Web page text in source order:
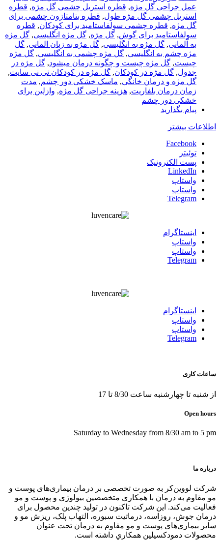
عمل جراحی گل مژه, قطره استریل چشمی گل مژه, قطره
استریل چشمی گل مژه طول, قطره بتامتازون چشمی برای
گل مژه, قطره چشمی سولفاستامید برای کودکان, قطره
سولفاستامید برای گوش, گل مژه, گل مژه انگلیسی, گل مژه
به آلمانی, گل مژه به انگلیسی, گل مژه به زبان المانی, گل
مژه چشم به انگلیسی, گل مژه چشمی به انگلیسی, گل مژه
چیست, گل مژه چیست و چگونه درمان میشود, گل مژه در
جدول, گل مژه در کودکان, گل مژه در کودکان نی نی سایت,
گل مژه و درمان خانگی, ماسک خشکی دور چشم, مدت
زمان درمان بلفاریت, هزینه جراحی گل مژه, وازلین برای
خشکی دور چشم
پیام بگذارید
اطلاعات بیشتر
Facebook
توئیتر
پست الکترونیک
LinkedIn
واستاپ
واستاپ
Telegram
اينستاگرام
واستاپ
واستاپ
Telegram
اينستاگرام
واستاپ
واستاپ
Telegram
ساعات کاری
از شنبه تا چهارشنبه ساعت 8/30 تا 17
Open hours
Saturday to Wednesday from 8/30 am to 5 pm
درباره ما
شرکت لووین‌کر به صورت تخصصی بر درمان بیماری‌های پوست و
مو مقاوم به درمان با همکاری متخصصین بیولوژی و پوست و مو
فعالیت می‌کند. این شرکت تاکنون در توليد چندین محصول برای
درمان جوش، روزاسه، درماتيت سبوره، التهاب پلک، ریزش مو و
سایر بیماری‌های پوست و مو مقاوم به درمان تحت عنوان
محصولات دمودکسیلین همكاري داشته است.